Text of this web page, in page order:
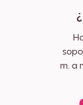
m. a